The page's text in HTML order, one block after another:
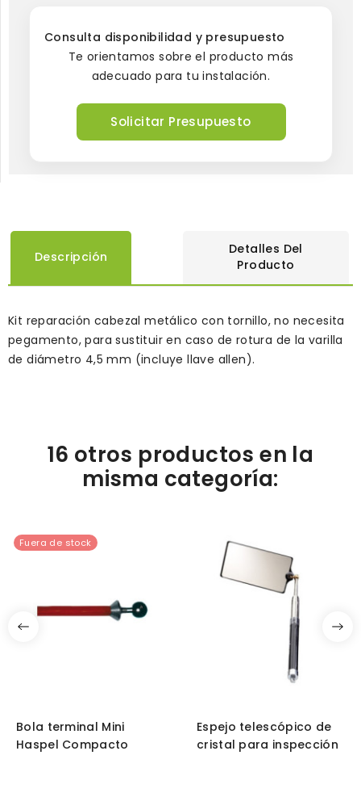
Consulta disponibilidad y presupuesto
Te orientamos sobre el producto más
adecuado para tu instalación.
Solicitar Presupuesto
Descripción
Detalles Del
Producto
Kit reparación cabezal metálico con tornillo, no necesita
pegamento, para sustituir en caso de rotura de la varilla
de diámetro 4,5 mm (incluye llave allen).
16 otros productos en la
misma categoría:
Fuera de stock
Bola terminal Mini
Haspel Compacto
Espejo telescópico de
cristal para inspección